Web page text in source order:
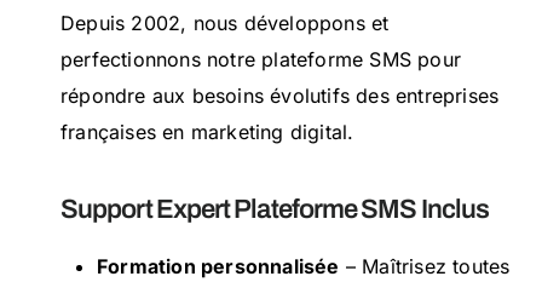
Depuis 2002, nous développons et
perfectionnons notre plateforme SMS pour
répondre aux besoins évolutifs des entreprises
françaises en marketing digital.
Support Expert Plateforme SMS Inclus
Formation personnalisée – Maîtrisez toutes